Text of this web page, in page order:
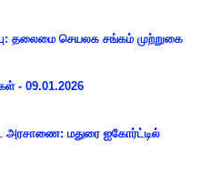
தலைமை செயலக சங்கம் முற்றுகை
- 09.01.2026
அரசாணை: மதுரை ஐகோர்ட்டில்